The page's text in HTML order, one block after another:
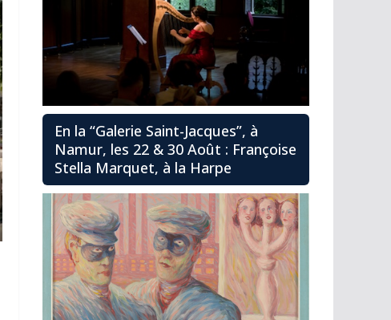
En la “Galerie Saint-Jacques”, à
Namur, les 22 & 30 Août : Françoise
Stella Marquet, à la Harpe